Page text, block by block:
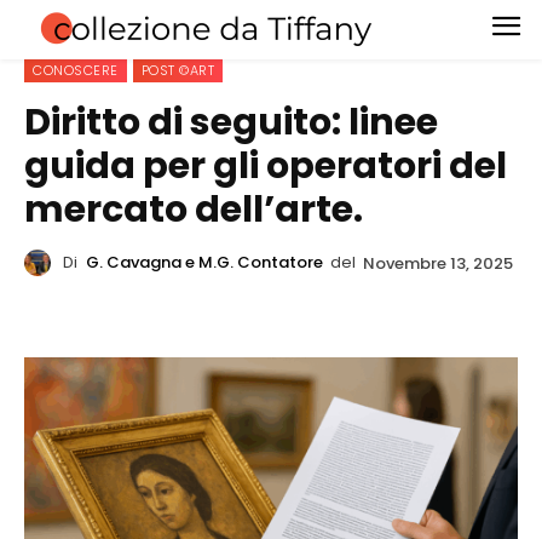
CONOSCERE POST ©ART
Diritto di seguito: linee
guida per gli operatori del
mercato dell’arte.
Di G. Cavagna e M.G. Contatore del Novembre 13, 2025